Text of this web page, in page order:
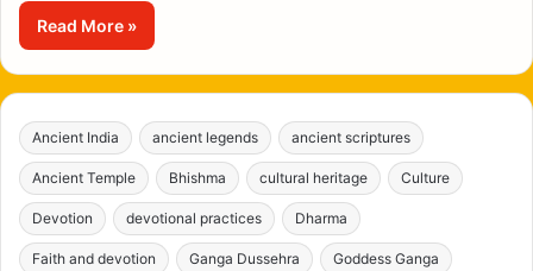
Read More »
Ancient India ancient legends ancient scriptures
Ancient Temple Bhishma cultural heritage Culture
Devotion devotional practices Dharma
Faith and devotion Ganga Dussehra Goddess Ganga